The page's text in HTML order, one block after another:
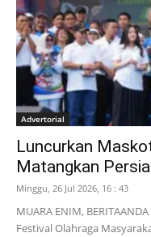
Advertorial
Luncurkan
Matangkan
Minggu, 26 Jul 2026, 16 : 43
MUARA ENIM,
Festival Olahraga